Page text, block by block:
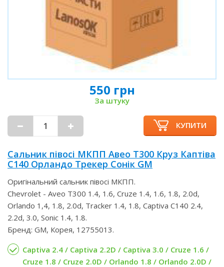
550 грн
За штуку
КУПИТИ
Сальник півосі МКПП Авео Т300 Круз Каптіва
С140 Орландо Трекер Сонік GM
Оригінальний сальник півосі МКПП.
Chevrolet - Aveo T300 1.4, 1.6, Cruze 1.4, 1.6, 1.8, 2.0d,
Orlando 1,4, 1.8, 2.0d, Tracker 1.4, 1.8, Captiva С140 2.4,
2.2d, 3.0, Sonic 1.4, 1.8.
Бренд: GM, Корея, 12755013.
Captiva 2.4 / Captiva 2.2D / Captiva 3.0 / Cruze 1.6 /
Cruze 1.8 / Cruze 2.0D / Orlando 1.8 / Orlando 2.0D /